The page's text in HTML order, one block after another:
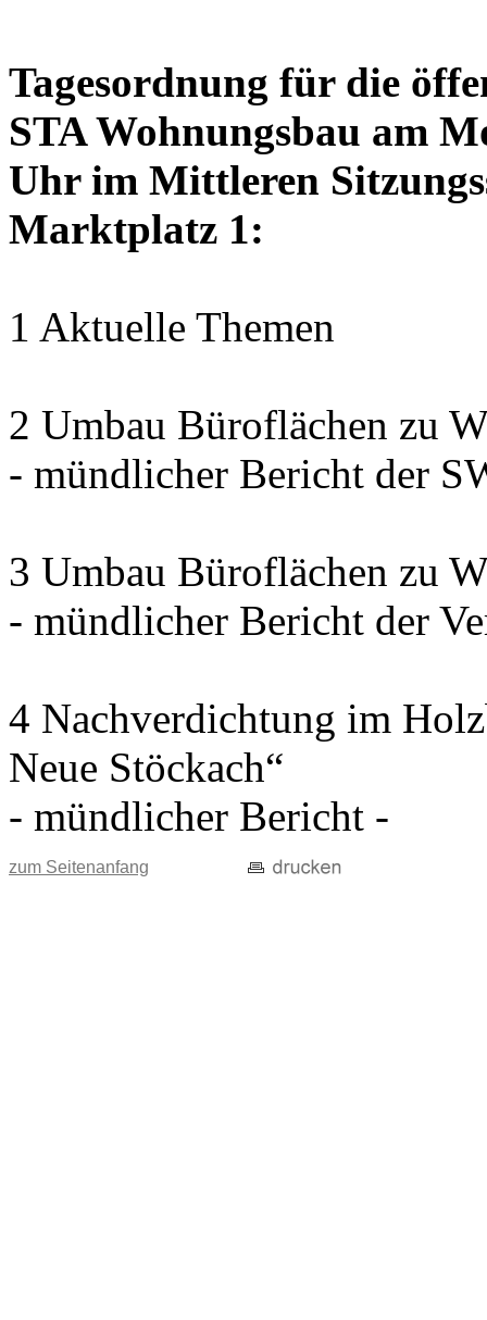
Tagesordnung für die
STA Wohnungsbau am
Uhr im Mittleren
Marktplatz 1:
1 Aktuelle Themen
2 Umbau Büroflächen zu
- mündlicher Bericht der
3 Umbau Büroflächen zu
- mündlicher Bericht der
4 Nachverdichtung im
Neue Stöckach“
- mündlicher Bericht -
zum Seitenanfang